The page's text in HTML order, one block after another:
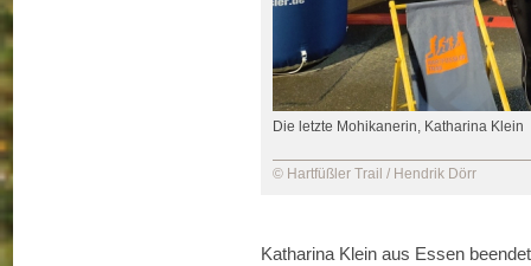
Die letzte Mohikanerin, Katharina Klein
© Hartfüßler Trail / Hendrik Dörr
Katharina Klein aus Essen